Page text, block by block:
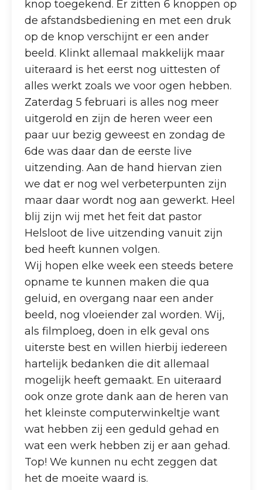
knop toegekend. Er zitten 6 knoppen op
de afstandsbediening en met een druk
op de knop verschijnt er een ander
beeld. Klinkt allemaal makkelijk maar
uiteraard is het eerst nog uittesten of
alles werkt zoals we voor ogen hebben.
Zaterdag 5 februari is alles nog meer
uitgerold en zijn de heren weer een
paar uur bezig geweest en zondag de
6de was daar dan de eerste live
uitzending. Aan de hand hiervan zien
we dat er nog wel verbeterpunten zijn
maar daar wordt nog aan gewerkt. Heel
blij zijn wij met het feit dat pastor
Helsloot de live uitzending vanuit zijn
bed heeft kunnen volgen.
Wij hopen elke week een steeds betere
opname te kunnen maken die qua
geluid, en overgang naar een ander
beeld, nog vloeiender zal worden. Wij,
als filmploeg, doen in elk geval ons
uiterste best en willen hierbij iedereen
hartelijk bedanken die dit allemaal
mogelijk heeft gemaakt. En uiteraard
ook onze grote dank aan de heren van
het kleinste computerwinkeltje want
wat hebben zij een geduld gehad en
wat een werk hebben zij er aan gehad.
Top! We kunnen nu echt zeggen dat
het de moeite waard is.